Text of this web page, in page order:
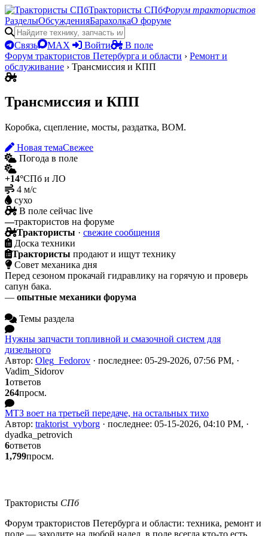
Трактористы СПбФорум трактористов
РазделыОбсужденияБарахолкаО форуме
Связь MAX Войти
В поле
Форум трактористов Петербурга и области › Ремонт и
обслуживание › Трансмиссия и КПП
Трансмиссия и КПП
Коробка, сцепление, мосты, раздатка, ВОМ.
Новая темаСвежее
Погода в поле
+14°СПб и ЛО
4 м/с
сухо
В поле сейчас live
—трактористов на форуме
Трактористы · свежие сообщения
Доска техники
Трактористы продают и ищут технику
Совет механика дня
Перед сезоном прокачай гидравлику на горячую и проверь
сапун бака.
— опытные механики форума
Темы раздела
Нужны запчасти топливной и смазочной систем для
дизельного
Автор: Oleg_Fedorov · последнее: 05-29-2026, 07:56 PM, ·
Vadim_Sidorov
1ответов
264просм.
МТЗ воет на третьей передаче, на остальных тихо
Автор: traktorist_vyborg · последнее: 05-15-2026, 04:10 PM, ·
dyadka_petrovich
6ответов
1,799просм.
Трактористы СПб
Форум трактористов Петербурга и области: техника, ремонт и
поле — заходите на любой надел, в поле всегда кто-то есть.